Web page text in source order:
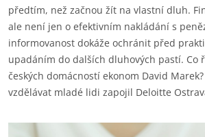
předtím, než začnou žít na vlastní dluh.
ale není jen o efektivním nakládání s
informovanost dokáže ochránit před
upadáním do dalších dluhových pastí. Co
českých domácností ekonom David
vzdělávat mladé lidi zapojil Deloitte